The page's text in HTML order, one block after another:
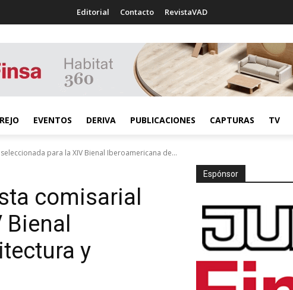
Editorial Contacto RevistaVAD
EVENTOS DERIVA PUBLICACIONES CAPTURAS TV
para la XIV Bienal Iberoamericana de...
comisarial
y
Espónsor